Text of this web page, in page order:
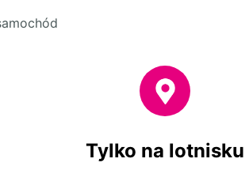
Tylko na lotnisku